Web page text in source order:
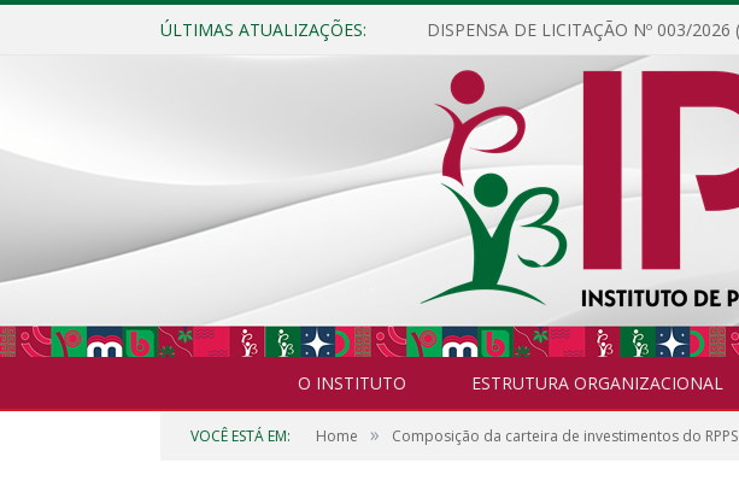
ÚLTIMAS ATUALIZAÇÕES:
O INSTITUTO ESTRUTURA ORGANIZACIONAL
VOCÊ ESTÁ EM: Home » Composição da carteira de investimentos do RPPS